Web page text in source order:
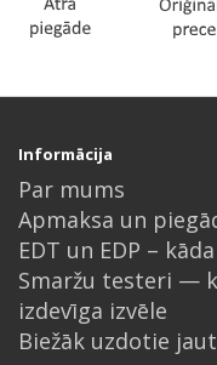
Informācija
Par mums
Apmaksa un
EDT un EDP –
Smaržu testeri —
izdevīga izvēle
Biežāk uzdotie